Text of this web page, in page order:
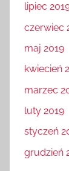
lipiec
czerwiec
maj 2019
kwiecień
marzec
luty 2019
styczeń
grudzień